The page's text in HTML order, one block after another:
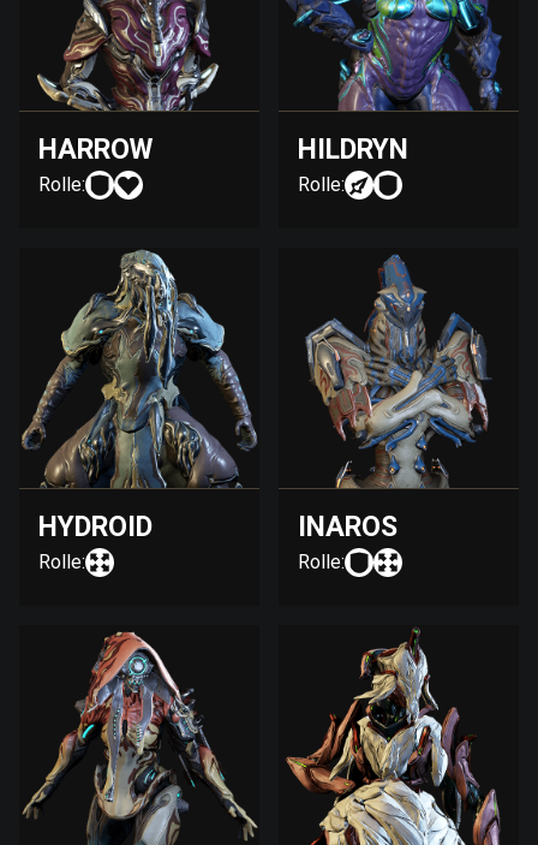
HARROW
Rolle:
HILDRYN
Rolle:
HYDROID
Rolle:
INAROS
Rolle: